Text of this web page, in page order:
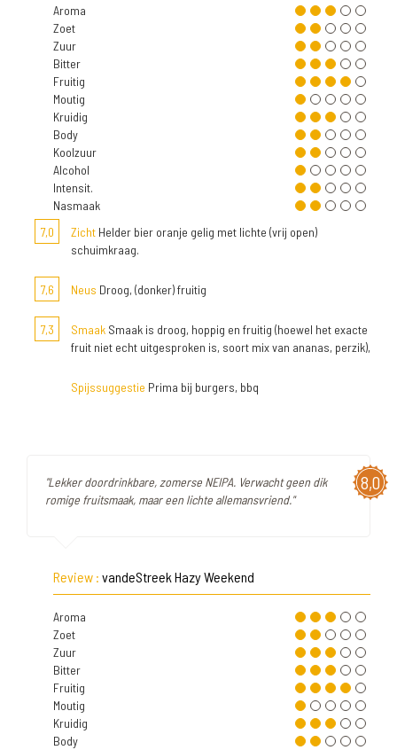
Aroma
Zoet
Zuur
Bitter
Fruitig
Moutig
Kruidig
Body
Koolzuur
Alcohol
Intensit.
Nasmaak
7,0
Zicht Helder bier oranje gelig met lichte (vrij open)
schuimkraag.
7,6 Neus Droog, (donker) fruitig
7,3 Smaak Smaak is droog, hoppig en fruitig (hoewel het exacte
fruit niet echt uitgesproken is, soort mix van ananas, perzik),
Spijssuggestie Prima bij burgers, bbq
8,0
"Lekker doordrinkbare, zomerse NEIPA. Verwacht geen dik
romige fruitsmaak, maar een lichte allemansvriend."
Review : vandeStreek Hazy Weekend
Aroma
Zoet
Zuur
Bitter
Fruitig
Moutig
Kruidig
Body